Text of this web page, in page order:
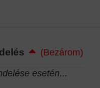
(Bezárom)
esetén...